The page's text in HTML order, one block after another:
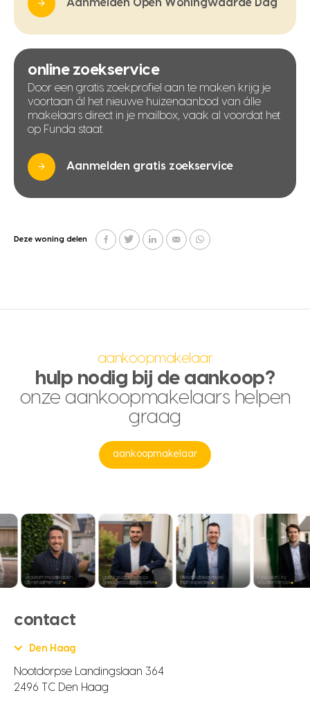
Aanmelden Open Woningwaarde Dag
online zoekservice
Door een gratis zoekprofiel aan te maken krijg je
voortaan ál het nieuwe huizenaanbod van álle
makelaars direct in je mailbox, vaak al voordat het
op Funda staat.
Aanmelden gratis zoekservice
Deze woning delen
aankoopmakelaar
hulp nodig bij de aankoop?
onze aankoopmakelaars helpen
graag
aankoopmakelaar
contact
Den Haag
Nootdorpse Landingslaan 364
2496 TC Den Haag